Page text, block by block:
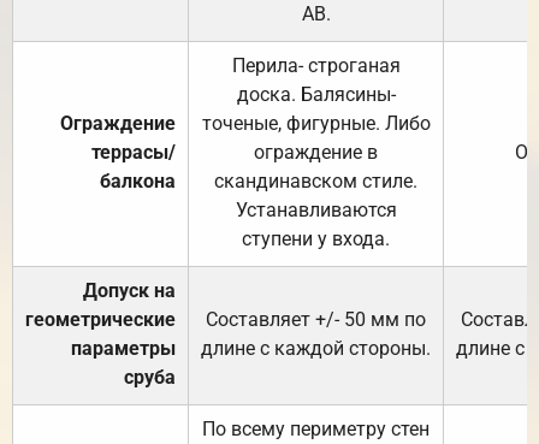
АВ.
Ограждение
террасы/
балкона
Перила- строганая
доска. Балясины-
точеные, фигурные. Либо
ограждение в
скандинавском стиле.
Устанавливаются
ступени у входа.
Допуск на
геометрические
параметры
сруба
Составляет +/- 50 мм по
длине с каждой стороны.
длине с
По всему периметру стен